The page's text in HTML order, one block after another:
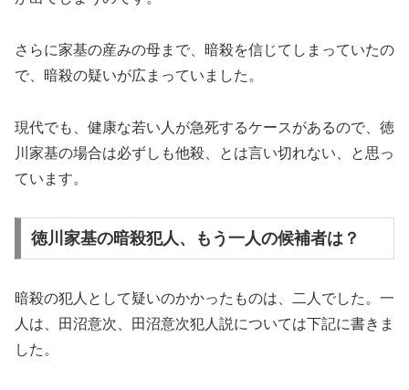
さらに家基の産みの母まで、暗殺を信じてしまっていたの
で、暗殺の疑いが広まっていました。
現代でも、健康な若い人が急死するケースがあるので、徳
川家基の場合は必ずしも他殺、とは言い切れない、と思っ
ています。
徳川家基の暗殺犯人、もう一人の候補者は？
暗殺の犯人として疑いのかかったものは、二人でした。一
人は、田沼意次、田沼意次犯人説については下記に書きま
した。